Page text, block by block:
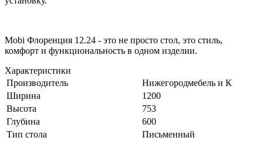
Mobi Флоренция 12.24 - это не просто стол, это стиль,
комфорт и функциональность в одном изделии.
Характеристики
Производитель
Нижегородмебель и К
Ширина
1200
Высота
753
Глубина
600
Тип стола
Письменный